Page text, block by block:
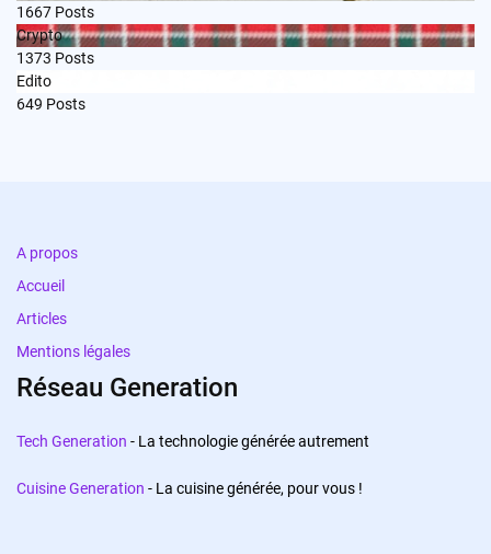
1667 Posts
Crypto
1373 Posts
Edito
649 Posts
A propos
Accueil
Articles
Mentions légales
Réseau Generation
Tech Generation - La technologie générée autrement
Cuisine Generation - La cuisine générée, pour vous !